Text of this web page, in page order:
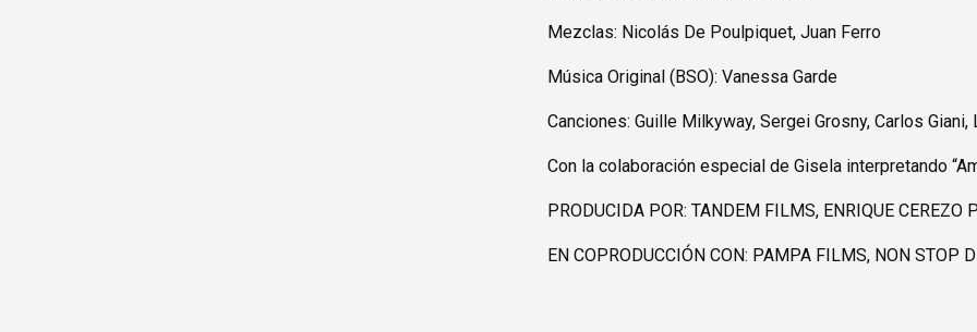
Mezclas: Nicolás De Poulpiquet, Juan Ferro
Música Original (BSO): Vanessa Garde
Canciones: Guille Milkyway, Sergei Grosny, Carlos Giani,
Con la colaboración especial de Gisela interpretando
PRODUCIDA POR: TANDEM FILMS, ENRIQUE CEREZO
EN COPRODUCCIÓN CON: PAMPA FILMS, NON STOP